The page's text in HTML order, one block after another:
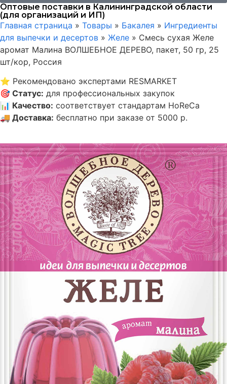
Оптовые поставки в Калининградской области
(для организаций и ИП)
Главная страница » Товары » Бакалея » Ингредиенты
для выпечки и десертов » Желе » Смесь сухая Желе
аромат Малина ВОЛШЕБНОЕ ДЕРЕВО, пакет, 50 гр, 25
шт/кор, Россия
⭐ Рекомендовано экспертами RESMARKET
🎯 Статус: для профессиональных закупок
📊 Качество: соответствует стандартам HoReCa
🚚 Доставка: бесплатно при заказе от 5000 р.